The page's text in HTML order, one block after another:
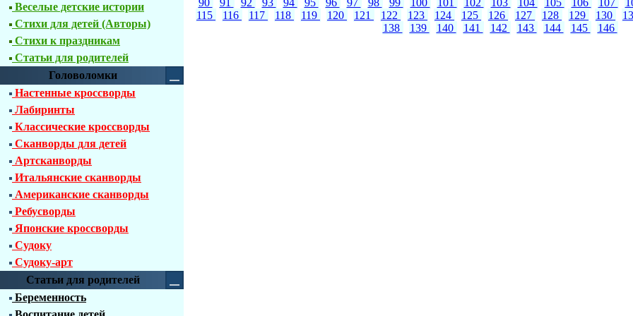
Веселые детские истории
Стихи для детей (Авторы)
Стихи к праздникам
Статьи для родителей
Головоломки
Настенные кроссворды
Лабиринты
Классические кроссворды
Сканворды для детей
Артсканворды
Итальянские сканворды
Американские сканворды
Ребусворды
Японские кроссворды
Судоку
Судоку-арт
Статьи для родителей
Беременность
90
91 92 93 94 95 96 97 98 99 100 101 102 103 104 105 106 107
115
116 117 118 119 120 121 122 123 124 125 126 127 128 129 130
138
139 140 141 142 143 144 145 146